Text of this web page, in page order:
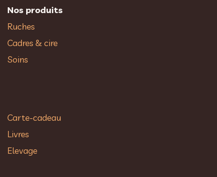
Nos produits
Ruches
Cadres & cire
Soins
Carte-cadeau
Livres
Elevage